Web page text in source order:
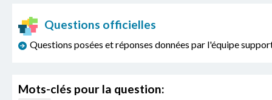
Questions officielles
Questions posées et réponses données par l'équipe
Mots-clés pour la question: